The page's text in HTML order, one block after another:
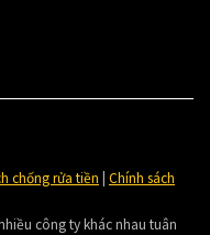
chống rửa tiền | Chính sách
công ty khác nhau tuân